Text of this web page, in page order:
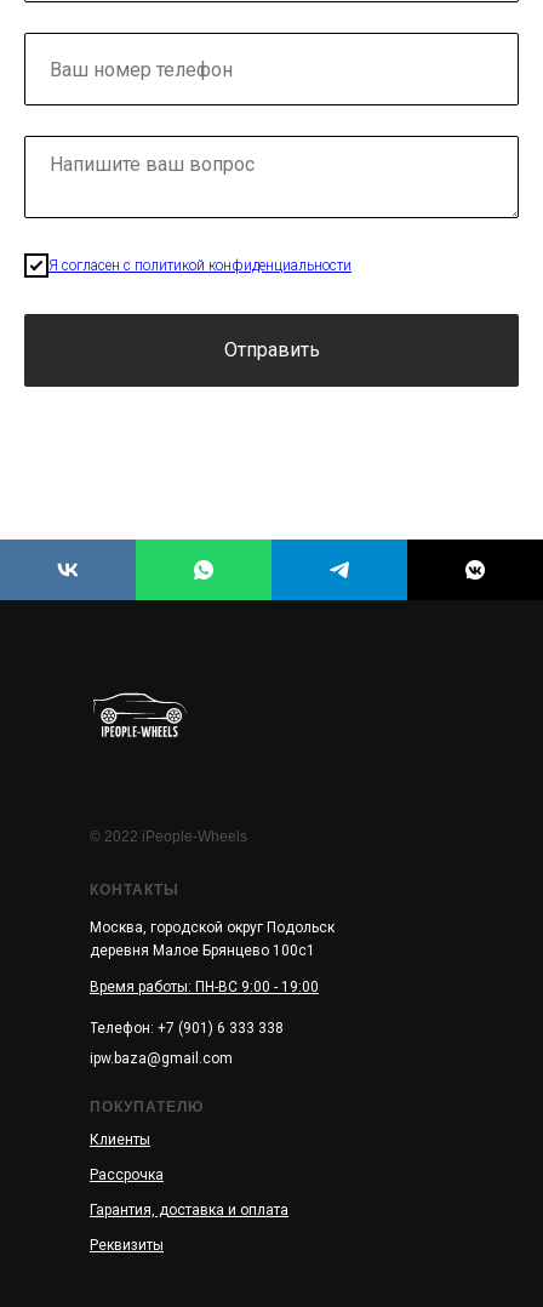
Я согласен с политикой конфиденциальности
Отправить
КОНТАКТЫ
Москва, городской округ Подольск
деревня Малое Брянцево 100с1
ipw.baza@gmail.com
Гарантия, доставка и оплата
Рассрочка
Клиенты
Реквизиты
ПОКУПАТЕЛЮ
© 2022 iPeople-Wheels
Телефон: +7 (901) 6 333 338
Время работы: ПН-ВС 9:00 - 19:00